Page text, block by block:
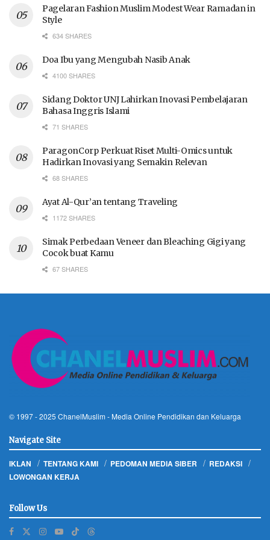
Pagelaran Fashion Muslim Modest Wear Ramadan in
Style
634 SHARES
Doa Ibu yang Mengubah Nasib Anak
4100 SHARES
Sidang Doktor UNJ Lahirkan Inovasi Pembelajaran
Bahasa Inggris Islami
71 SHARES
ParagonCorp Perkuat Riset Multi-Omics untuk
Hadirkan Inovasi yang Semakin Relevan
68 SHARES
Ayat Al-Qur’an tentang Traveling
1172 SHARES
Simak Perbedaan Veneer dan Bleaching Gigi yang
Cocok buat Kamu
67 SHARES
© 1997 - 2025 ChanelMuslim - Media Online Pendidikan dan Keluarga
Navigate Site
IKLAN TENTANG KAMI PEDOMAN MEDIA SIBER
REDAKSI
LOWONGAN KERJA
Follow Us